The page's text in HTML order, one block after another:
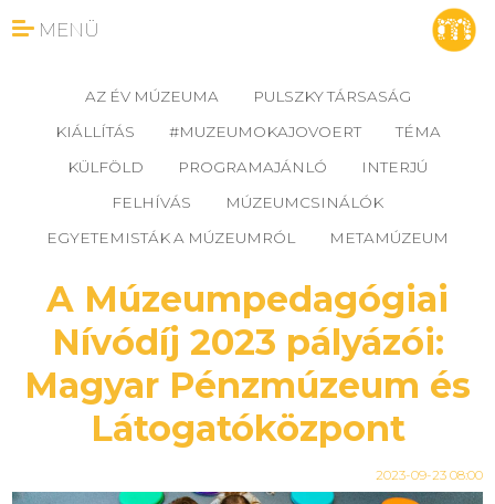
MENÜ
AZ ÉV MÚZEUMA
PULSZKY TÁRSASÁG
KIÁLLÍTÁS
#MUZEUMOKAJOVOERT
TÉMA
KÜLFÖLD
PROGRAMAJÁNLÓ
INTERJÚ
FELHÍVÁS
MÚZEUMCSINÁLÓK
EGYETEMISTÁK A MÚZEUMRÓL
METAMÚZEUM
A Múzeumpedagógiai
Nívódíj 2023 pályázói:
Magyar Pénzmúzeum és
Látogatóközpont
2023-09-23 08:00